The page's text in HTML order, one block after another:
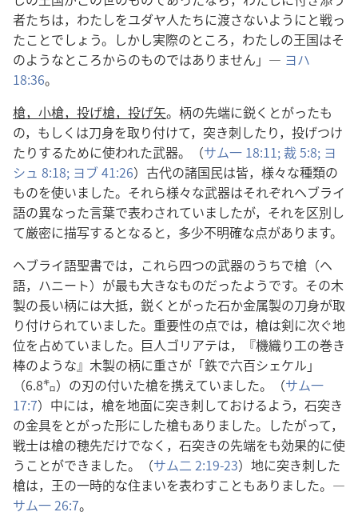
者たちは，わたしをユダヤ人たちに渡さないようにと戦っ
たことでしょう。しかし実際のところ，わたしの王国はそ
のようなところからのものではありません」― ヨハ
18:36。
槍，小槍，投げ槍，投げ矢。柄の先端に鋭くとがったも
の，もしくは刀身を取り付けて，突き刺したり，投げつけ
たりするために使われた武器。（サム一 18:11;裁 5:8; ヨ
シュ 8:18; ヨブ 41:26）古代の諸国民は皆，様々な種類の
ものを使いました。それら様々な武器はそれぞれヘブライ
語の異なった言葉で表わされていましたが，それを区別し
て厳密に描写するとなると，多少不明確な点があります。
ヘブライ語聖書では，これら四つの武器のうちで槍（ヘ
語，ハニート）が最も大きなものだったようです。その木
製の長い柄には大抵，鋭くとがった石か金属製の刀身が取
り付けられていました。重要性の点では，槍は剣に次ぐ地
位を占めていました。巨人ゴリアテは，『機織り工の巻き
棒のような』木製の柄に重さが「鉄で六百シェケル」
（6.8㌔）の刃の付いた槍を携えていました。（サム一
17:7）中には，槍を地面に突き刺しておけるよう，石突き
の金具をとがった形にした槍もありました。したがって，
戦士は槍の穂先だけでなく，石突きの先端をも効果的に使
うことができました。（サム二 2:19-23）地に突き刺した
槍は，王の一時的な住まいを表わすこともありました。―
サム一 26:7。